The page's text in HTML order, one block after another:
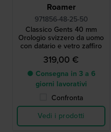
Roamer
971856-48-25-50
Classico Gents 40 mm
Orologio svizzero da uomo
con datario e vetro zaffiro
319,00 €
● Consegna in 3 a 6
giorni lavorativi
Confronta
Vedi i prodotti